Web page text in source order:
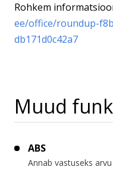
Rohkem
ee/office/roundup-
db171d0c42a7
Muud
ABS
Annab vastuseks